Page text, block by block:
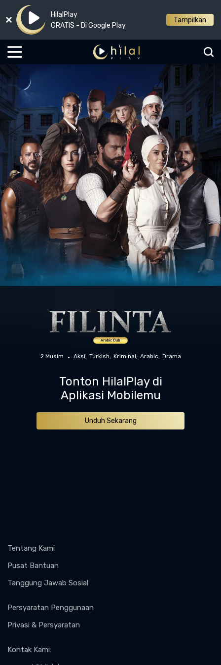
HilalPlay
GRATIS - Di Google Play
Tampilkan
2 Musim Aksi Turkish Kriminal Arabic Drama
Tonton HilalPlay di
Aplikasi Mobilemu
Unduh Sekarang
Tentang Kami
Pusat Bantuan
Tanggung Jawab Sosial
Persyaratan Penggunaan
Privasi & Persyaratan
Kontak Kami: